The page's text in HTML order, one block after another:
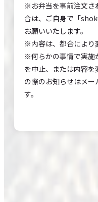
※お弁当を事前注文さ
合は、ご自身で「
お願いいたします。
※内容は、都合により
※何らかの事情で実施
を中止、または内容
の際のお知らせはメ
す。